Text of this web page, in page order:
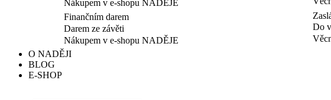
Nákupem v e-shopu NADĚJE
Finančním darem
Darem ze závěti
Nákupem v e-shopu NADĚJE
Do
O NADĚJI
BLOG
E-SHOP